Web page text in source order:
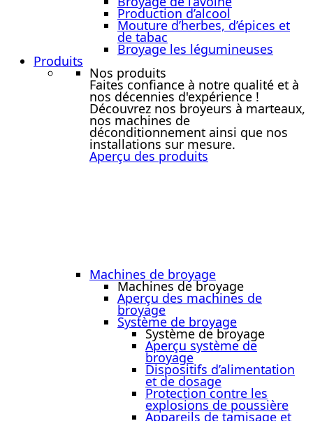
Production d’alcool
Mouture d’herbes, d’épices et
de tabac
Broyage les légumineuses
Produits
Nos produits
Faites confiance à notre qualité et à
nos décennies d'expérience !
Découvrez nos broyeurs à marteaux,
nos machines de
déconditionnement ainsi que nos
installations sur mesure.
Aperçu des produits
Machines de broyage
Machines de broyage
Aperçu des machines de
broyage
Système de broyage
Système de broyage
Aperçu système de
broyage
Dispositifs d’alimentation
et de dosage
Protection contre les
explosions de poussière
Appareils de tamisage et